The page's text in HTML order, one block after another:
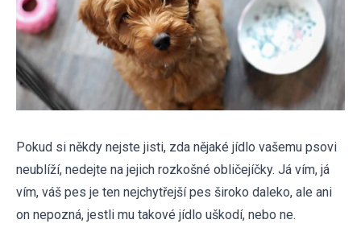
Pokud si někdy nejste jisti, zda nějaké jídlo vašemu psovi
neublíží, nedejte na jejich rozkošné obličejíčky. Já vím, já
vím, váš pes je ten nejchytřejší pes široko daleko, ale ani
on nepozná, jestli mu takové jídlo uškodí, nebo ne.